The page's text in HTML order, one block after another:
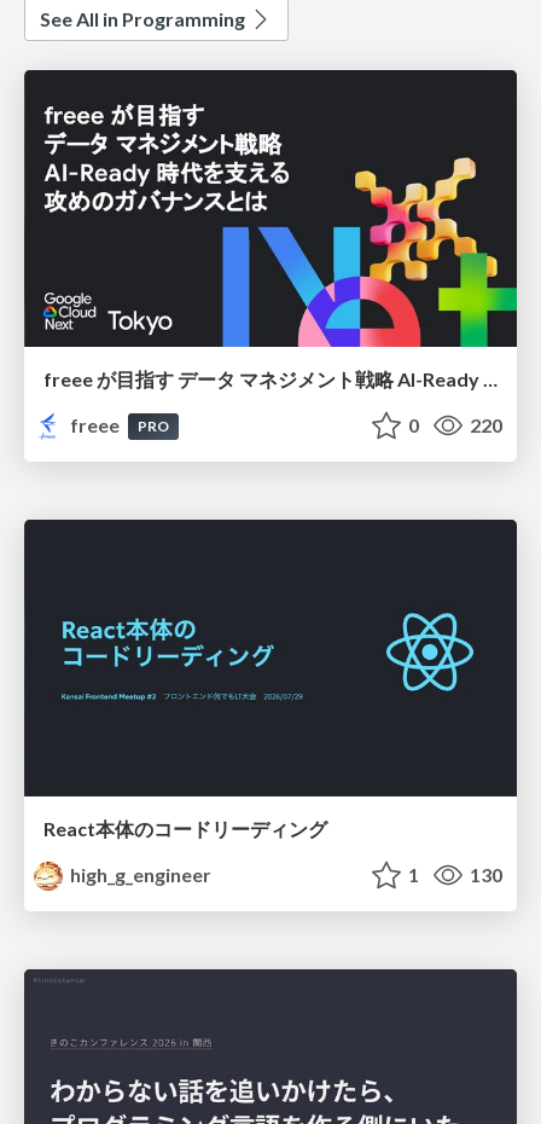
See All in Programming
freee が目指す データ マネジメント戦略 AI-Ready 時代を支える 攻めのガバナンスとは
freee
PRO 0 220
React本体のコードリーディング
high_g_engineer
1 130